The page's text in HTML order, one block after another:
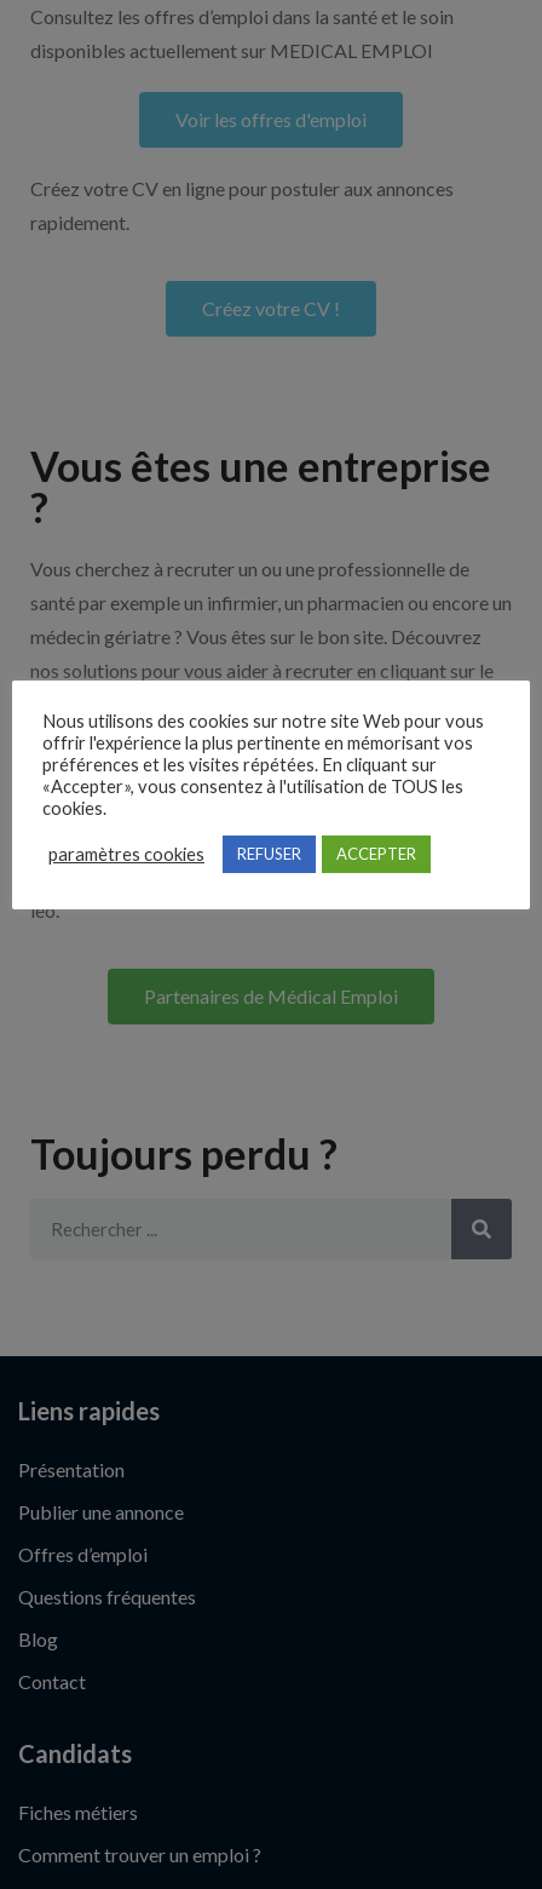
Consultez les offres d’emploi dans la santé et le soin
disponibles actuellement sur MEDICAL EMPLOI
Voir les offres d'emploi
Créez votre CV en ligne pour postuler aux annonces
rapidement.
Créez votre CV !
Vous êtes une entreprise
?
Vous cherchez à recruter un ou une professionnelle de
santé par exemple un infirmier, un pharmacien ou encore un
médecin gériatre ? Vous êtes sur le bon site. Découvrez
nos solutions pour vous aider à recruter en cliquant sur le
Nos solutions entreprises
Lorem ipsum dolor sit amet, consectetur adipiscing elit. Ut
elit tellus, luctus nec ullamcorper mattis, pulvinar dapibus
leo.
Partenaires de Médical Emploi
Toujours perdu ?
Liens rapides
Présentation
Publier une annonce
Offres d’emploi
Questions fréquentes
Blog
Contact
Candidats
Fiches métiers
Comment trouver un emploi ?
Nous utilisons des cookies sur notre site Web pour vous
offrir l'expérience la plus pertinente en mémorisant vos
préférences et les visites répétées. En cliquant sur
«Accepter», vous consentez à l'utilisation de TOUS les
cookies.
paramètres cookies REFUSER ACCEPTER